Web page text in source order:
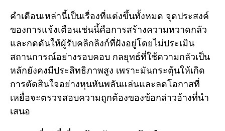
คำเตือนเหล่านี้เป็นเรื่องที่แต่งขึ้นทั้งหมด จุดประสงค์
ของการแจ้งเตือนเช่นนี้คือการสร้างความหวาดกลัว
และกดดันให้ผู้รับคลิกลิงก์ที่ฝังอยู่โดยไม่ประเมิน
สถานการณ์อย่างรอบคอบ กลยุทธ์ที่ใช้ความกลัวเป็น
หลักยังคงมีประสิทธิภาพสูง เพราะมันกระตุ้นให้เกิด
การตัดสินใจอย่างหุนหันพลันแล่นและลดโอกาสที่
เหยื่อจะตรวจสอบความถูกต้องของข้อกล่าวอ้างที่นำ
เสนอ